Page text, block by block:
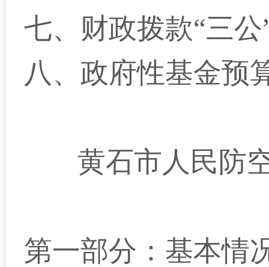
七、 财政拨款“三
八、 政府性基金预
黄石市人民防
第一部分：基本情